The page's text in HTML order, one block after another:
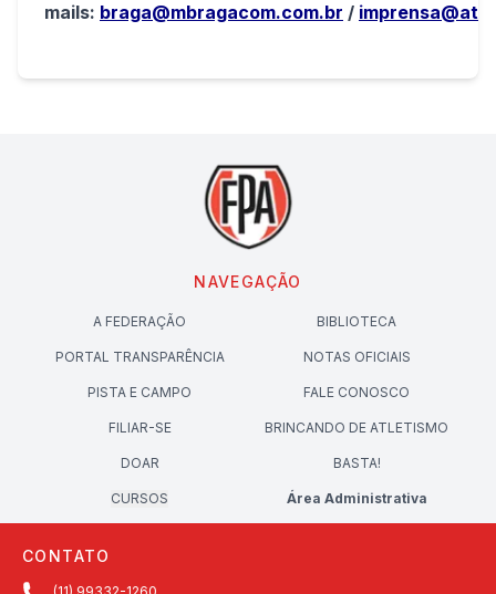
mails: braga@mbragacom.com.br /
NAVEGAÇÃO
A FEDERAÇÃO BIBLIOTECA
PORTAL TRANSPARÊNCIA NOTAS OFICIAIS
PISTA E CAMPO FALE CONOSCO
FILIAR-SE BRINCANDO DE ATLETISMO
DOAR BASTA!
CURSOS Área Administrativa
CONTATO